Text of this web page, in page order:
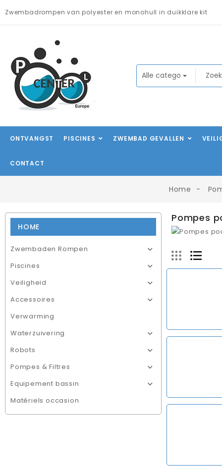
Zwembadrompen van polyester en monohull in duikklare kit
ONTVANGST PISCINES ZWEMBAD GEVALLEN
CONTACT
Home
HOME
Zwembaden Rompen 
Piscines 
Veiligheid 
Accessoires 
Verwarming
Waterzuivering

Robots 
Pompes & Filtres 
Equipement bassin 
Matériels occasion
Pompes